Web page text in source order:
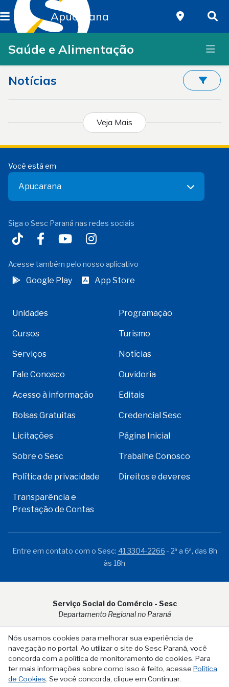
Nós usamos cookies para melhorar sua experiência de
navegação no portal. Ao utilizar o site do Sesc Paraná, você
concorda com a política de monitoramento de cookies. Para
ter mais informações sobre como isso é feito, acesse Política
de Cookies. Se você concorda, clique em Continuar.
Apucarana
Saúde e Alimentação
Notícias
Veja Mais
Você está em
Apucarana
Siga o Sesc Paraná nas redes sociais
Acesse também pelo nosso aplicativo
Google Play App Store
Unidades Programação
Cursos Turismo
Serviços Notícias
Fale Conosco Ouvidoria
Acesso à informação Editais
Bolsas Gratuitas Credencial Sesc
Licitações Página Inicial
Sobre o Sesc Trabalhe Conosco
Política de privacidade Direitos e deveres
Transparência e
Prestação de Contas
Entre em contato com o Sesc: 41 3304-2266 - 2ª a 6ª, das 8h
às 18h
Serviço Social do Comércio - Sesc
Departamento Regional no Paraná
Rua Visconde do Rio Branco, 931 - CEP 80.410-001 - Curitiba -
PR